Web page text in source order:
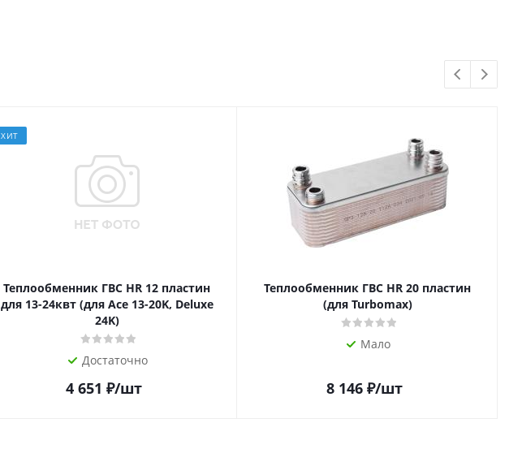
ХИТ
Теплообменник ГВС HR 12 пластин
для 13-24квт (для Ace 13-20K, Deluxe
24K)
Достаточно
4 651 ₽/шт
Теплообменник ГВС HR 20 пластин
(для Turbomax)
Мало
8 146 ₽/шт